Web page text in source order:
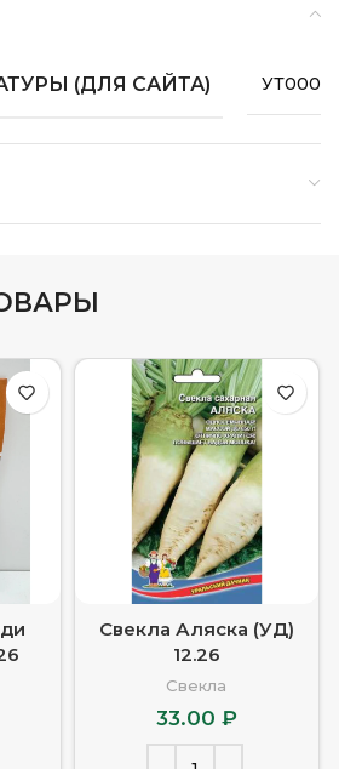
(ДЛЯ САЙТА)
Свекла Аляска (УД)
12.26
Свекла
33.00 ₽